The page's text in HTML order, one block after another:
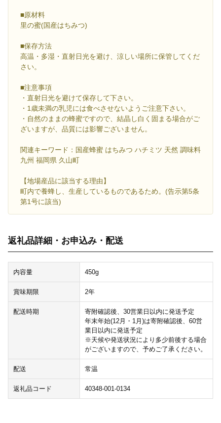
■原材料
里の蜜(国産はちみつ)
■保存方法
高温・多湿・直射日光を避け、涼しい場所に保管してくだ
さい。
■注意事項
・直射日光を避けて保存して下さい。
・1歳未満の乳児には食べさせないようご注意下さい。
・自然のままの蜂蜜ですので、結晶し白く固まる場合がご
ざいますが、品質には影響ございません。
関連キーワード：国産蜂蜜 はちみつ ハチミツ 天然 調味料
九州 福岡県 久山町
【地場産品に該当する理由】
町内で養蜂し、生産しているものであるため。(告示第5条
第1号に該当)
返礼品詳細・お申込み・配送
内容量 450g
賞味期限 2年
配送時期
寄附確認後、30営業日以内に発送予定
年末年始(12月・1月)は寄附確認後、60営
業日以内に発送予定
※天候や発送状況により多少前後する場合
がございますので、予めご了承ください。
配送 常温
返礼品コード 40348-001-0134